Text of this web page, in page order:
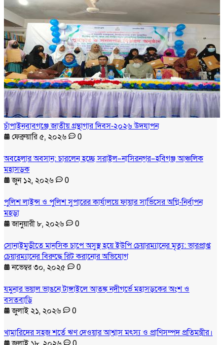
চাঁপাইনবাবগঞ্জে জাতীয় গ্রন্থাগার দিবস-২০২৬ উদযাপন
ফেব্রুয়ারি ৫, ২০২৬
0
অবহেলার অবসান: চারলেন হচ্ছে সরাইল–নাসিরনগর–হবিগঞ্জ আঞ্চলিক
মহাসড়ক
জুন ১২, ২০২৬
0
পুলিশ লাইন্স ও পুলিশ সুপারের কার্যালয়ে ফায়ার সার্ভিসের অগ্নি-নির্বাপন
মহড়া
জানুয়ারী ৮, ২০২৬
0
সোনাইমুড়ীতে মানসিক চাপে অসুস্থ হয়ে ইউপি চেয়ারম্যানের মৃত্যু: ভারপ্রাপ্ত
চেয়ারম্যানের বিরুদ্ধে রিট করানোর অভিযোগ
নভেম্বর ৩০, ২০২৫
0
যমুনার ভয়াল ভাঙনে টাঙ্গাইলে আতঙ্ক নদীগর্ভে মহাসড়কের অংশ ও
বসতবাড়ি
জুলাই ২১, ২০২৬
0
খামারিদের সহজ শর্তে ঋণ দেওয়ার আশ্বাস মৎস্য ও প্রাণিসম্পদ প্রতিমন্ত্রীর।